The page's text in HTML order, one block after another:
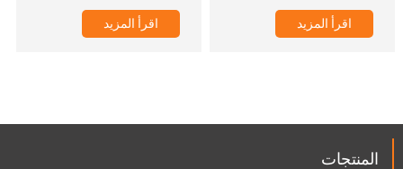
اقرأ المزيد اقرأ المزيد
المنتجات